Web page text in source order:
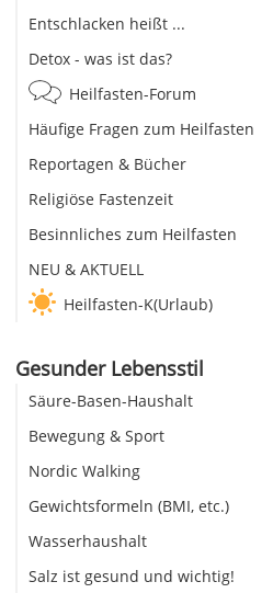
Entschlacken heißt ...
Detox - was ist das?
Heilfasten-Forum
Häufige Fragen zum Heilfasten
Reportagen & Bücher
Religiöse Fastenzeit
Besinnliches zum Heilfasten
NEU & AKTUELL
Heilfasten-K(Urlaub)
Gesunder Lebensstil
Säure-Basen-Haushalt
Bewegung & Sport
Nordic Walking
Gewichtsformeln (BMI, etc.)
Wasserhaushalt
Salz ist gesund und wichtig!